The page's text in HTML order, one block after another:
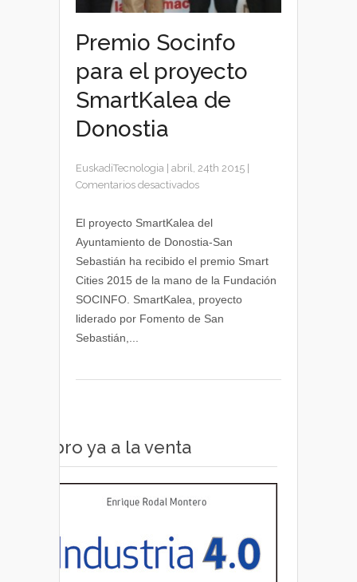
Premio Socinfo
para el proyecto
SmartKalea de
Donostia
EuskadiTecnologia abril, 24th 2015
Comentarios desactivadosen
Socinfo
proyecto
SmartKalea
de
Donostia
El proyecto SmartKalea del
Ayuntamiento de Donostia-San
Sebastián ha recibido el premio Smart
Cities 2015 de la mano de la Fundación
SOCINFO. SmartKalea, proyecto
liderado por Fomento de San
Sebastián,...
Libro ya a la venta